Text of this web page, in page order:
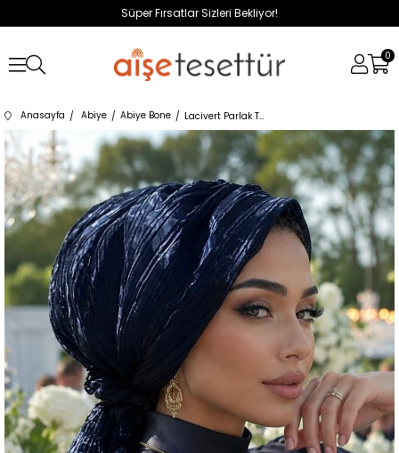
Süper Fırsatlar Sizleri Bekliyor!
0
Anasayfa Abiye Abiye Bone Lacivert Parlak Tül Abiye Tokalı Bone